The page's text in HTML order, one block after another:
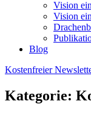
Vision
Vision
Blog
Kostenfreier
Kategorie: